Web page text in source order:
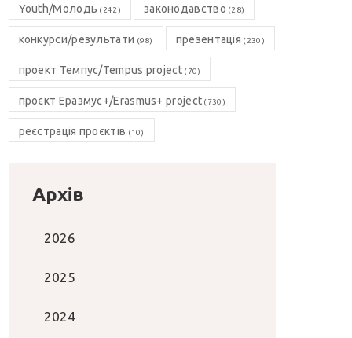
Youth/Молодь (242) законодавство (28)
конкурси/результати (98) презентація (230)
проект Темпус/Tempus project(70)
проєкт Еразмус+/Erasmus+ project (730)
реєстрація проєктів (10)
Архів
2026
2025
2024